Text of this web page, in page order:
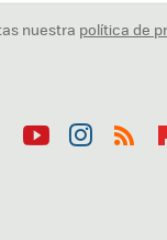
nuestra política de